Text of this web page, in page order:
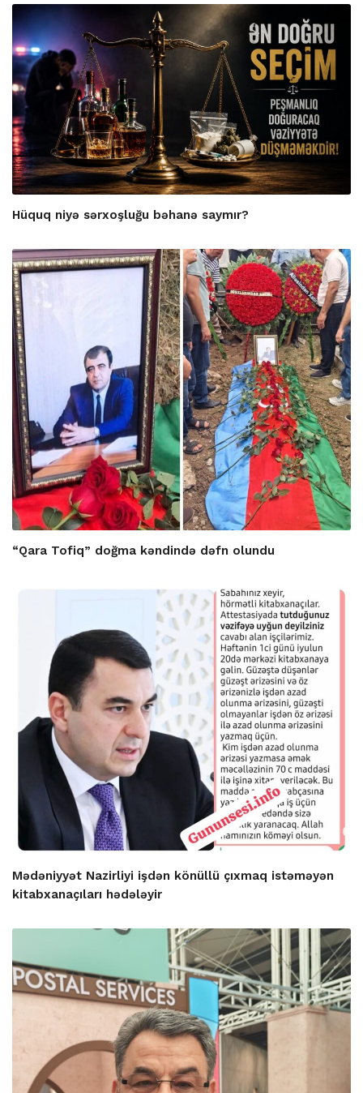
Hüquq niyə sərxoşluğu bəhanə saymır?
“Qara Tofiq” doğma kəndində dəfn olundu
Mədəniyyət Nazirliyi işdən könüllü çıxmaq istəməyən
kitabxanaçıları hədələyir